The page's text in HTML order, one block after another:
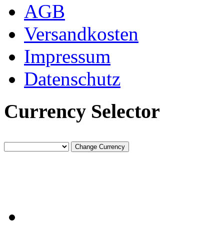
AGB
Versandkosten
Impressum
Datenschutz
Currency Selector